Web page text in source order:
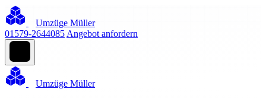
Umzüge Müller
01579-2644085 Angebot anfordern
Umzüge Müller